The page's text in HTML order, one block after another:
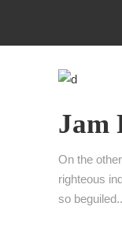
Jam
On the
righteous
so